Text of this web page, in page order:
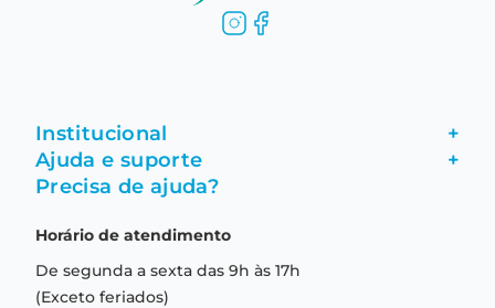
Institucional +
Fale conosco
Formas de pagamento
Ajuda e suporte +
Garantia
Troca e devolução
Precisa de ajuda?
Horário de atendimento
De segunda a sexta das 9h às 17h
(Exceto feriados)